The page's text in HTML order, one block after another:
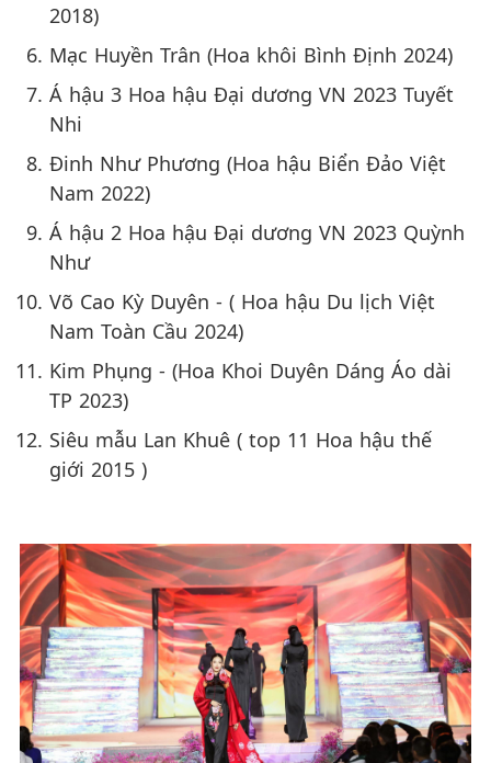
2018)
Mạc Huyền Trân (Hoa khôi Bình Định 2024)
Á hậu 3 Hoa hậu Đại dương VN 2023 Tuyết
Nhi
Đinh Như Phương (Hoa hậu Biển Đảo Việt
Nam 2022)
Á hậu 2 Hoa hậu Đại dương VN 2023 Quỳnh
Như
Võ Cao Kỳ Duyên - ( Hoa hậu Du lịch Việt
Nam Toàn Cầu 2024)
Kim Phụng - (Hoa Khoi Duyên Dáng Áo dài
TP 2023)
Siêu mẫu Lan Khuê ( top 11 Hoa hậu thế
giới 2015 )